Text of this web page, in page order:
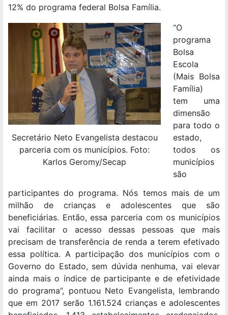
12% do programa federal Bolsa Família.
Secretário Neto Evangelista destacou
parceria com os municípios. Foto:
Karlos Geromy/Secap
“O
programa
Bolsa
Escola
(Mais Bolsa
Família)
tem uma
dimensão
para todo o
estado,
todos os
municípios
são
participantes do programa. Nós temos mais de um
milhão de crianças e adolescentes que são
beneficiárias. Então, essa parceria com os municípios
vai facilitar o acesso dessas pessoas que mais
precisam de transferência de renda a terem efetivado
essa política. A participação dos municípios com o
Governo do Estado, sem dúvida nenhuma, vai elevar
ainda mais o índice de participante e de efetividade
do programa”, pontuou Neto Evangelista, lembrando
que em 2017 serão 1.161.524 crianças e adolescentes